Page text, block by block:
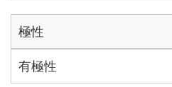
極性
有極性